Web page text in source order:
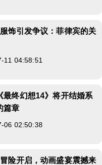
饰引发争议：菲律宾的关
11 04:58:51
最终幻想14》将开结婚系
篇章
06 02:50:38
险开启，动画盛宴震撼来